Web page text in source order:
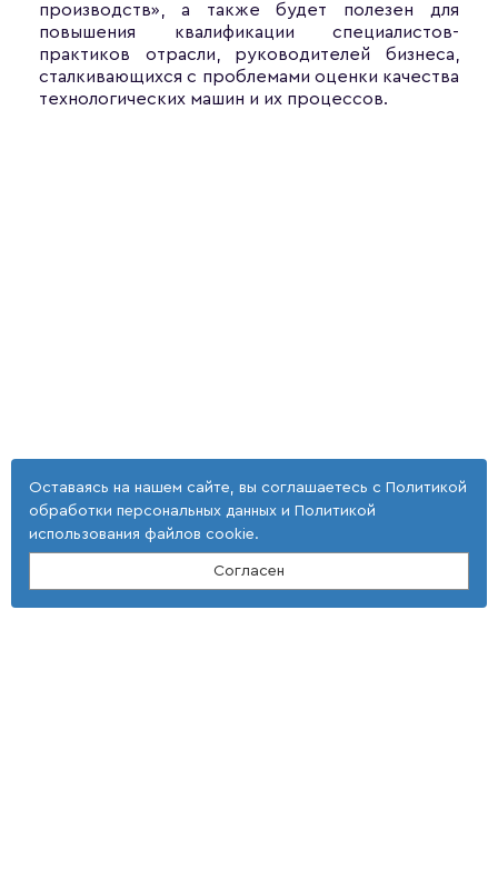
производств», а также будет полезен для
повышения квалификации специалистов-
практиков отрасли, руководителей бизнеса,
сталкивающихся с проблемами оценки качества
технологических машин и их процессов.
Оставаясь на нашем сайте, вы соглашаетесь с Политикой
обработки персональных данных и Политикой
использования файлов cookie.
Согласен